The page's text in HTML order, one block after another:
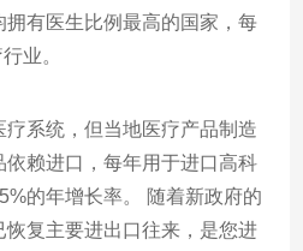
有医生比例最高的国家，每
业。
系统，但当地医疗产品制造
赖进口，每年用于进口高科
的年增长率。 随着新政府的
恢复主要进出口往来，是您进